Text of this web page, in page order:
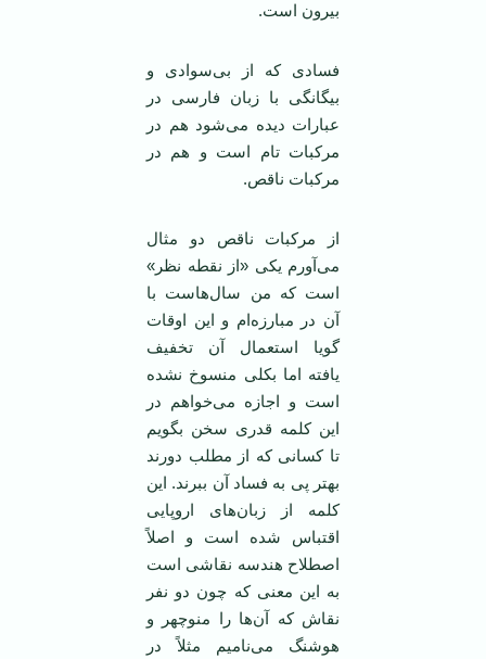
بیرون است.
فسادی که از بی‌سوادی و
بیگانگی با زبان فارسی در
عبارات دیده می‌شود هم در
مرکبات تام است و هم در
مرکبات ناقص.
از مرکبات ناقص دو مثال
می‌آورم یکی «از نقطه نظر»
است که من سال‌هاست با
آن در مبارزه‌ام و این اوقات
گویا استعمال آن تخفیف
یافته اما بکلی منسوخ نشده
است و اجازه می‌خواهم در
این کلمه قدری سخن بگویم
تا کسانی که از مطلب دورند
بهتر پی به فساد آن ببرند. این
کلمه از زبان‌های اروپایی
اقتباس شده است و اصلاً
اصطلاح هندسه نقاشی است
به این معنی که چون دو نفر
نقاش که آن‌ها را منوچهر و
هوشنگ می‌نامیم مثلاً در